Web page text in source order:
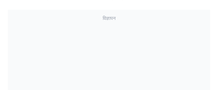
विज्ञापन